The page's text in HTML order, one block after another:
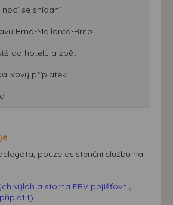
se snídaní
Brno-Mallorca-Brno
do hotelu a zpět
příplatek
pouze asistenční službu na
výloh a storna ERV pojišťovny